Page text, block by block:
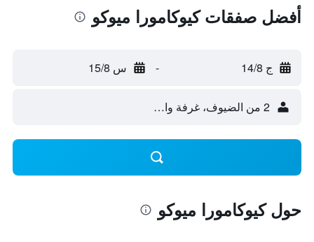
أفضل صفقات كيوكامورا ميوكو
ج 14/8 - س 15/8
2 من الضيوف، غرفة واحدة
حول كيوكامورا ميوكو